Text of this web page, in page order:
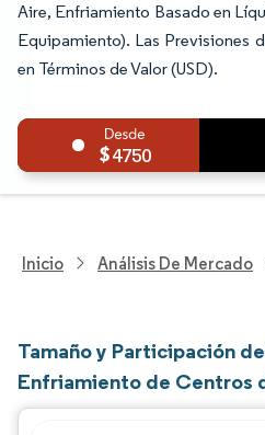
Aire, Enfriamiento Basado en
Equipamiento). Las Previsiones
en Términos de Valor (USD).
4750
Inicio Análisis De Mercado
Tamaño y Participación
Enfriamiento de Centros